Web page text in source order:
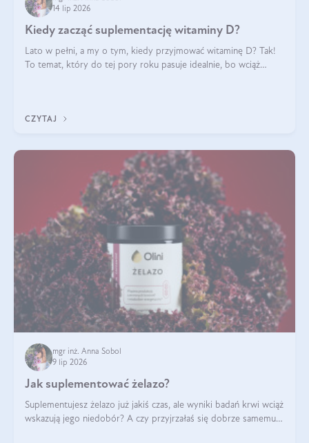
14 lip 2026
Kiedy zacząć suplementację witaminy D?
Lato w pełni, a my o tym, kiedy przyjmować witaminę D? Tak!
To temat, który do tej pory roku pasuje idealnie, bo wciąż
CZYTAJ
mgr inż. Anna Sobol
9 lip 2026
Jak suplementować żelazo?
Suplementujesz żelazo już jakiś czas, ale wyniki badań krwi wciąż
wskazują jego niedobór? A czy przyjrzałaś się dobrze samemu